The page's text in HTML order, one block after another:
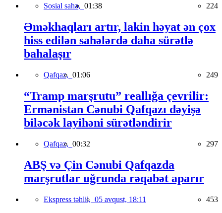
Sosial sahə, 01:38 224
Əməkhaqları artır, lakin həyat ən çox
hiss edilən sahələrdə daha sürətlə
bahalaşır
Qafqaz, 01:06 249
“Tramp marşrutu” reallığa çevrilir:
Ermənistan Cənubi Qafqazı dəyişə
biləcək layihəni sürətləndirir
Qafqaz, 00:32 297
ABŞ və Çin Cənubi Qafqazda
marşrutlar uğrunda rəqabət aparır
Ekspress təhlil, 05 avqust, 18:11 453